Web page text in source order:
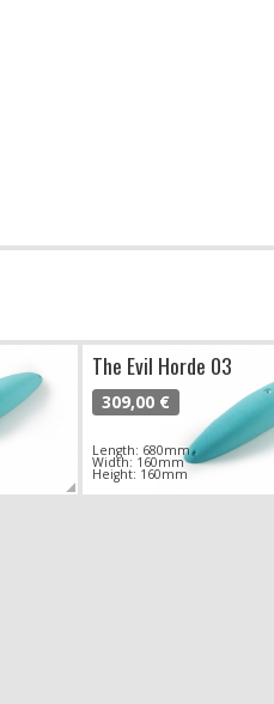
The Evil Horde 03
309,00 €
Length: 680mm
Width: 160mm
Height: 160mm